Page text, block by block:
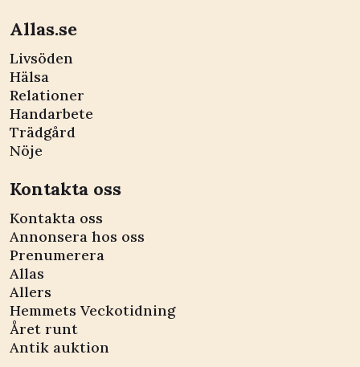
Allas.se
Livsöden
Hälsa
Relationer
Handarbete
Trädgård
Nöje
Kontakta oss
Kontakta oss
Annonsera hos oss
Prenumerera
Allas
Allers
Hemmets Veckotidning
Året runt
Antik auktion